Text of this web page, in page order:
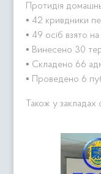
Протидія
▪️ 42 кривдники
▪️ 49 осіб взято
▪️ Винесено 30
▪️ Складено 66
▪️ Проведено 6
Також у